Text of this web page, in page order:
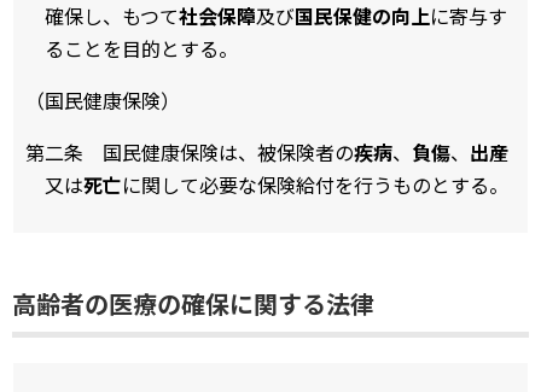
確保し、もつて社会保障及び国民保健の向上に寄与す
ることを目的とする。
（国民健康保険）
第二条 国民健康保険は、被保険者の疾病、 負傷、 出産
又は死亡に関して必要な保険給付を行うものとする。
高齢者の医療の確保に関する法律